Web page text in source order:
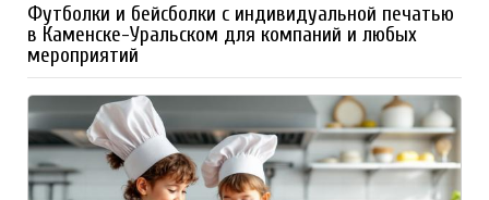
Футболки и бейсболки с индивидуальной печатью
в Каменске-Уральском для компаний и любых
мероприятий